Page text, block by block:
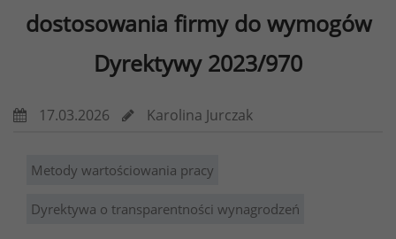
dostosowania firmy do wymogów
Dyrektywy 2023/970
17.03.2026 Karolina Jurczak
Metody wartościowania pracy
Dyrektywa o transparentności wynagrodzeń